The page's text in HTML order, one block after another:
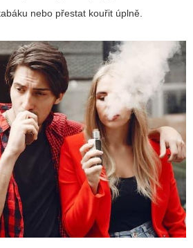
nebo přestat kouřit úplně.